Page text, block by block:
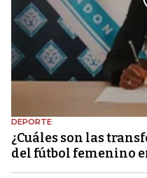
DEPORTE
¿Cuáles son las
del fútbol femenino